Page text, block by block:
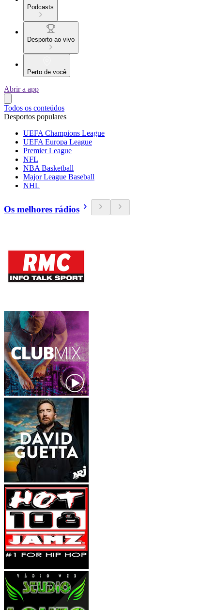
Podcasts
Desporto ao vivo
Perto de você
Abrir a app
Todos os conteúdos
Desportos populares
UEFA Champions League
UEFA Europa League
Premier League
NFL
NBA Basketball
Major League Baseball
NHL
Os melhores rádios